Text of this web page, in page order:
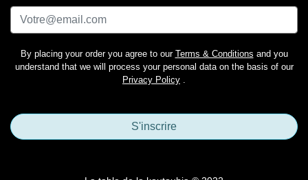
By placing your order you agree to our Terms & Conditions and you
understand that we will process your personal data on the basis of our
Privacy Policy .
S'inscrire